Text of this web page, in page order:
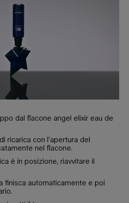
dal flacone angel elixir eau de
ricarica con l’apertura del
nel flacone.
è in posizione, riavvitare il
finisca automaticamente e poi